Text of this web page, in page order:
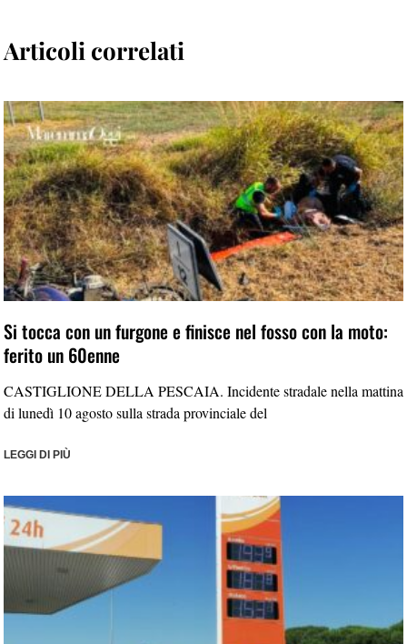
Articoli correlati
Si tocca con un furgone e finisce nel fosso con la moto:
ferito un 60enne
CASTIGLIONE DELLA PESCAIA. Incidente stradale nella mattina
di lunedì 10 agosto sulla strada provinciale del
LEGGI DI PIÙ